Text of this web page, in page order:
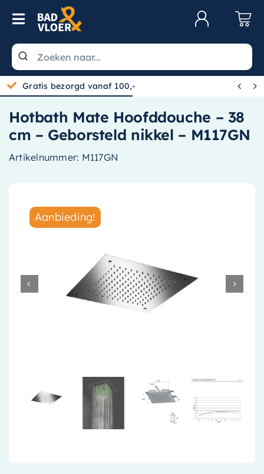
Skip to content
Toggle Navigation
Wastafels
Toiletten
Spiegels
Baden
Accessoires
Installatiemateriaal
Gratis bezorgd vanaf 100,-  
Hotbath Mate Hoofddouche – 38
cm – Geborsteld nikkel – M117GN
Artikelnummer: M117GN
Aanbieding!